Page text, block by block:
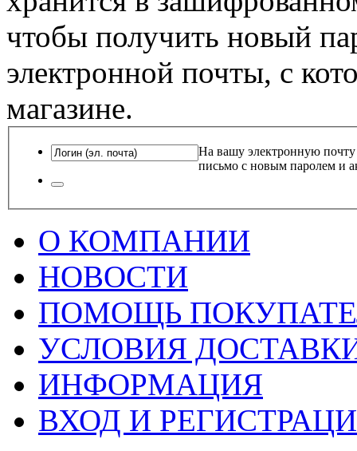
чтобы получить новый
электронной почты, с
магазине.
На вашу электронную почту
письмо с новым паролем и
О КОМПАНИИ
НОВОСТИ
ПОМОЩЬ
УСЛОВИЯ
ИНФОРМАЦИЯ
ВХОД И